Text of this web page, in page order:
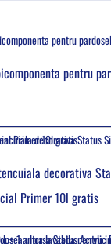
pentru
decorativa
Primer 10l gratis